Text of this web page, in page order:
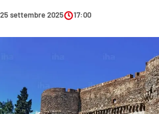
AMBIENTE
ECONOMIA E LAVORO
25 settembre 2025 17:00